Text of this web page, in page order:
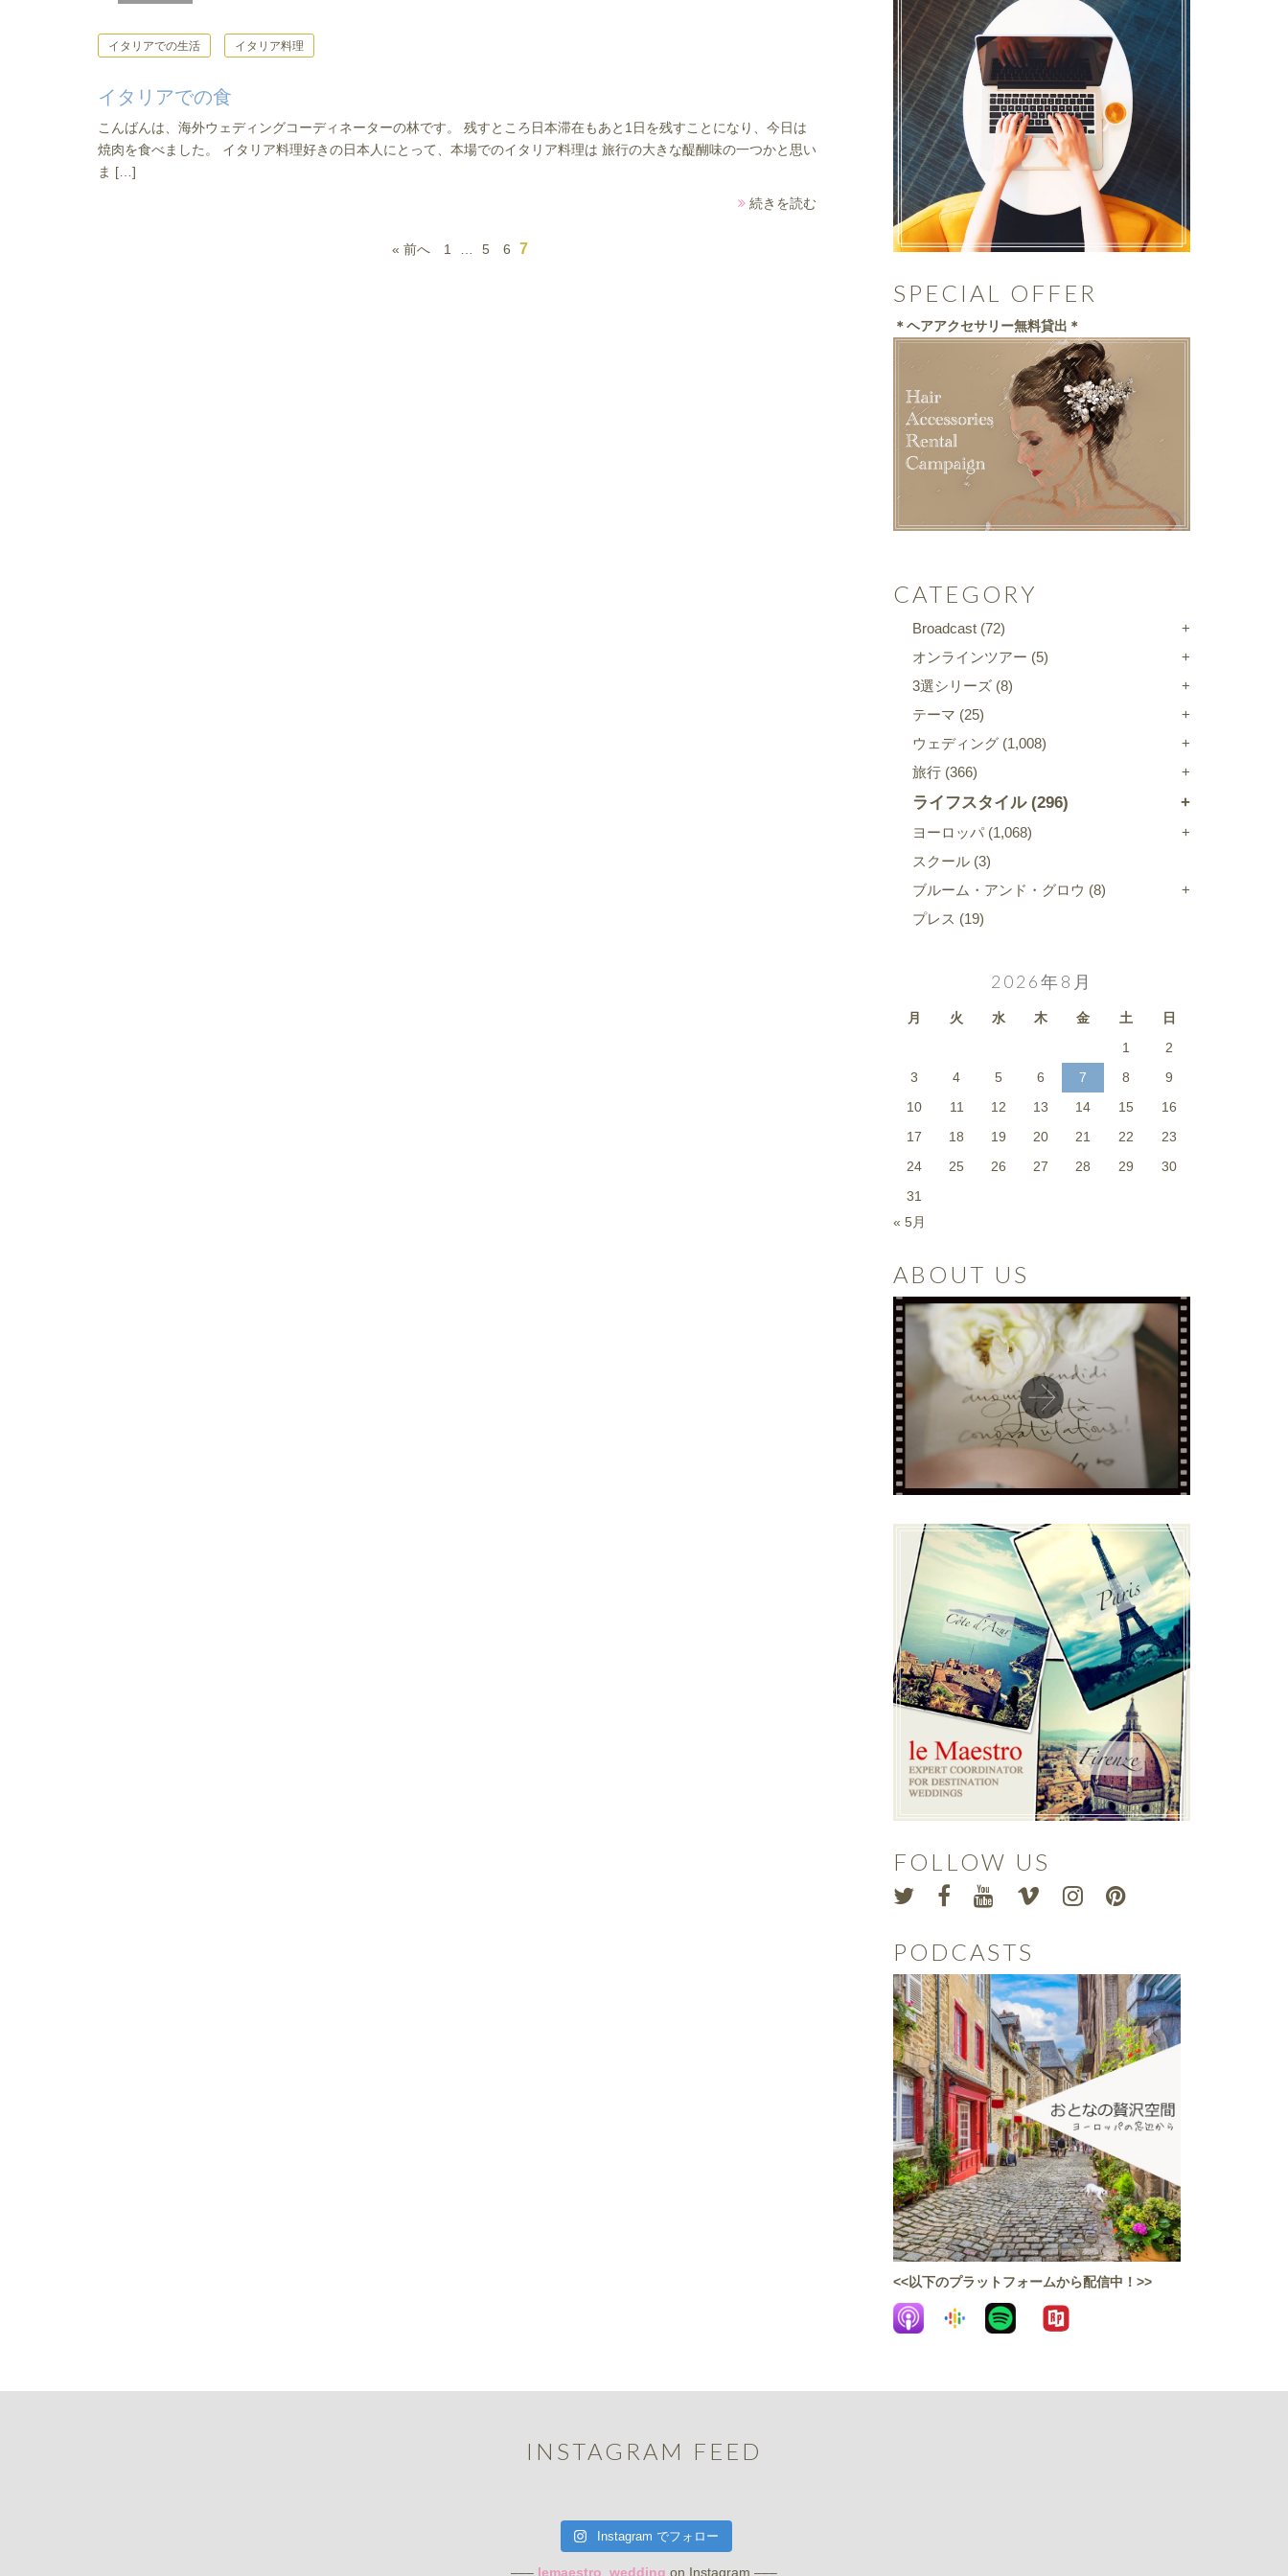
イタリアでの生活 イタリア料理
イタリアでの食
こんばんは、海外ウェディングコーディネーターの林です。 残すところ日本滞在もあと1日を残すことになり、今日は
焼肉を食べました。 イタリア料理好きの日本人にとって、本場でのイタリア料理は 旅行の大きな醍醐味の一つかと思い
ま […]
続きを読む
« 前へ 1 5 6 7
SPECIAL OFFER
＊ヘアアクセサリー無料貸出＊
CATEGORY
Broadcast (72)
オンラインツアー (5)
3選シリーズ (8)
テーマ (25)
ウェディング (1,008)
旅行 (366)
ライフスタイル(296)
ヨーロッパ(1,068)
スクール (3)
ブルーム・アンド・グロウ (8)
プレス (19)
2026年8月
月 火 水 木 金 土
日
1
2
3
4 5 6 7 8
9
10
11 12 13 14 15
16
17
18 19 20 21 22
23
24
25 26 27 28 29
30
31
« 5月
ABOUT US
FOLLOW US
PODCASTS
<<以下のプラットフォームから配信中！>>
INSTAGRAM FEED
Instagram でフォロー
––– lemaestro_wedding on Instagram –––